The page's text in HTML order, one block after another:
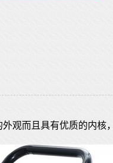
观而且具有优质的内核